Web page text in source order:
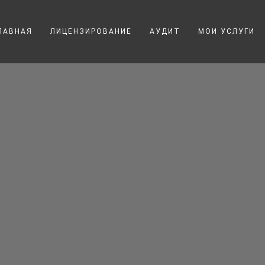
ЛИЦЕНЗИРОВАНИЕ АУДИТ МОИ УСЛУГИ